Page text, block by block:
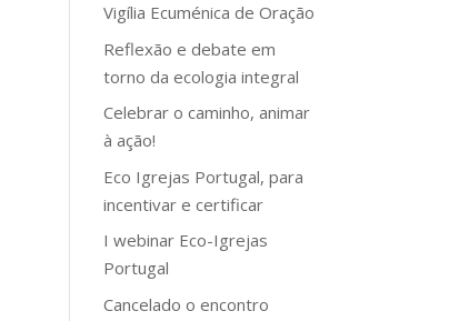
Vigília Ecuménica de Oração
Reflexão e debate em
torno da ecologia integral
Celebrar o caminho, animar
à ação!
Eco Igrejas Portugal, para
incentivar e certificar
I webinar Eco-Igrejas
Portugal
Cancelado o encontro